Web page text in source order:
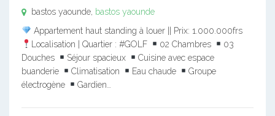
bastos yaounde, bastos yaounde
Appartement haut standing à louer || Prix: 1.000.000frs
Localisation | Quartier : #GOLF
02 Chambres
03
Douches
Séjour spacieux
Cuisine avec espace
buanderie
Climatisation Eau chaude
Groupe
électrogène
Gardien…